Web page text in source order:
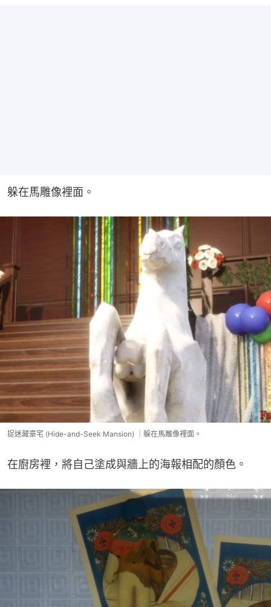
躲在馬雕像裡面。
捉迷藏豪宅 (Hide-and-Seek Mansion) ｜躲在馬雕像裡面。
在廚房裡，將自己塗成與牆上的海報相配的顏色。